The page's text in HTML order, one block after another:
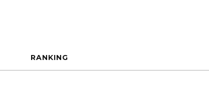
RANKING